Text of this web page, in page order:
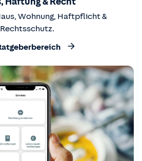
Wohnung, Haftpflicht &
Rechtsschutz.